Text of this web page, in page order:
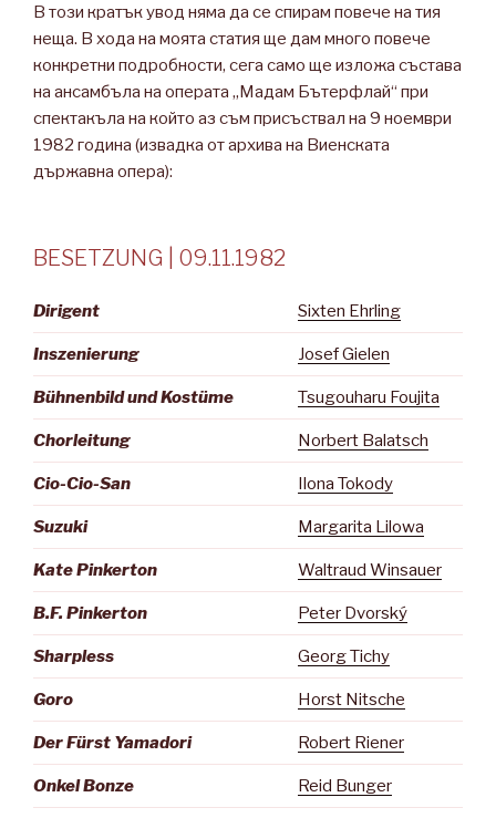
В този кратък увод няма да се спирам повече на тия
неща. В хода на моята статия ще дам много повече
конкретни подробности, сега само ще изложа състава
на ансамбъла на операта „Мадам Бътерфлай“ при
спектакъла на който аз съм присъствал на 9 ноември
1982 година (извадка от архива на Виенската
държавна опера):
BESETZUNG | 09.11.1982
Dirigent Sixten Ehrling
Inszenierung Josef Gielen
Bühnenbild und Kostüme Tsugouharu Foujita
Chorleitung Norbert Balatsch
Cio-Cio-San Ilona Tokody
Suzuki Margarita Lilowa
Kate Pinkerton Waltraud Winsauer
B.F. Pinkerton Peter Dvorský
Sharpless Georg Tichy
Goro Horst Nitsche
Der Fürst Yamadori Robert Riener
Onkel Bonze Reid Bunger